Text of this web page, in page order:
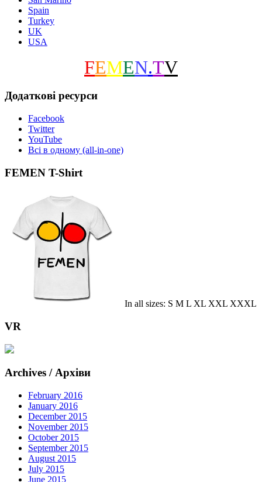
Spain
Turkey
UK
USA
FEMEN.TV
Додаткові ресурси
Facebook
Twitter
YouTube
Всі в одному (all-in-one)
FEMEN T-Shirt
In all sizes: S M L XL XXL XXXL
VR
Archives / Архіви
February 2016
January 2016
December 2015
November 2015
October 2015
September 2015
August 2015
July 2015
June 2015